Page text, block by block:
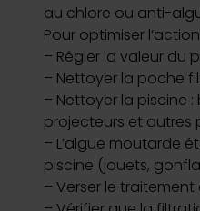
au chlore ou anti-
Pour optimiser
– Régler la valeur du
– Nettoyer la poche
– Nettoyer la piscine
projecteurs et autres
– L’algue moutarde
piscine (jouets,
– Verser le